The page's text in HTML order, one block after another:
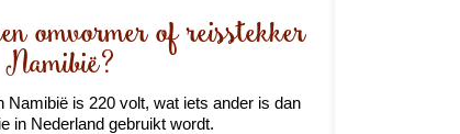
omvormer of reisstekker
Namibië is 220 volt, wat iets ander is dan
in Nederland gebruikt wordt.